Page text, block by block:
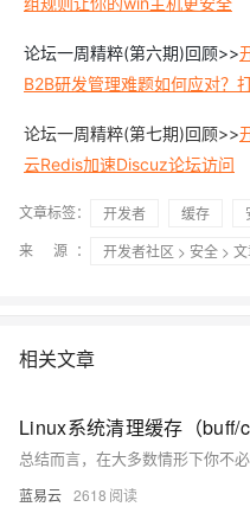
论坛一周精粹(第六期)回顾>>
B2B研发管理难题如何应对？
论坛一周精粹(第七期)回顾>>
云Redis加速Discuz论坛访问
文章标签： 开发者 缓存
来 源：
开发者社区 > 安全 >
相关文章
Linux系统清理缓存（buff/
蓝易云 2618